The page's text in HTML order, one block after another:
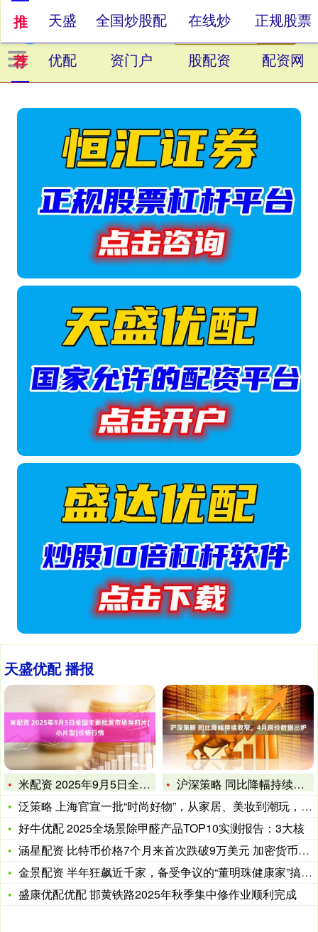
天盛优配 播报
米配资 2025年9月5日全国主要批发市场当归片(小片型)价
沪深策略 同比降幅持续收窄，4月房价数据出炉
泛策略 上海官宣一批“时尚好物”，从家居、美妆到潮玩，你认识
好牛优配 2025全场景除甲醛产品TOP10实测报告：3大核
涵星配资 比特币价格7个月来首次跌破9万美元 加密货币市场情
金景配资 半年狂飙近千家，备受争议的“董明珠健康家”搞咋样了
盛康优配优配 邯黄铁路2025年秋季集中修作业顺利完成
推
荐
天盛
优配
全国炒股配
资门户
在线炒
股配资
正规股票
配资网